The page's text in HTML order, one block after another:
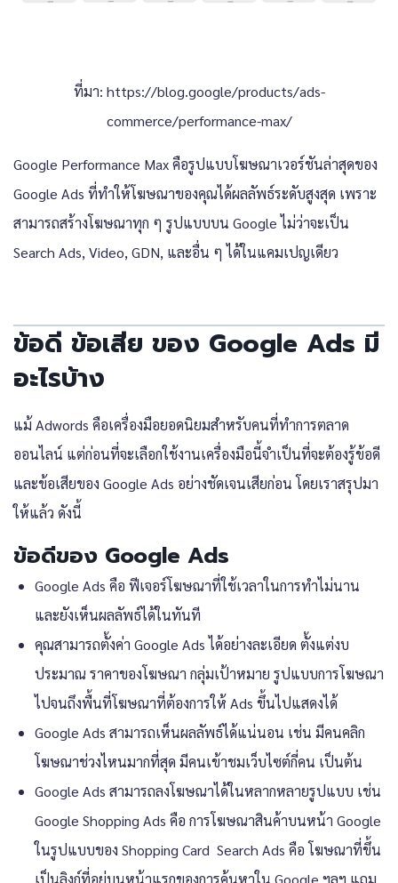
ที่มา: https://blog.google/products/ads-
commerce/performance-max/
Google Performance Max คือรูปแบบโฆษณาเวอร์ชันล่าสุดของ
Google Ads ที่ทำให้โฆษณาของคุณได้ผลลัพธ์ระดับสูงสุด เพราะ
สามารถสร้างโฆษณาทุก ๆ รูปแบบบน Google ไม่ว่าจะเป็น
Search Ads, Video, GDN, และอื่น ๆ ได้ในแคมเปญเดียว
ข้อดี ข้อเสีย ของ Google Ads มี
อะไรบ้าง
แม้ Adwords คือเครื่องมือยอดนิยมสำหรับคนที่ทำการตลาด
ออนไลน์ แต่ก่อนที่จะเลือกใช้งานเครื่องมือนี้จำเป็นที่จะต้องรู้ข้อดี
และข้อเสียของ Google Ads อย่างชัดเจนเสียก่อน โดยเราสรุปมา
ให้แล้ว ดังนี้
ข้อดีของ Google Ads
Google Ads คือ ฟีเจอร์โฆษณาที่ใช้เวลาในการทำไม่นาน
และยังเห็นผลลัพธ์ได้ในทันที
คุณสามารถตั้งค่า Google Ads ได้อย่างละเอียด ตั้งแต่งบ
ประมาณ ราคาของโฆษณา กลุ่มเป้าหมาย รูปแบบการโฆษณา
ไปจนถึงพื้นที่โฆษณาที่ต้องการให้ Ads ขึ้นไปแสดงได้
Google Ads สามารถเห็นผลลัพธ์ได้แน่นอน เช่น มีคนคลิก
โฆษณาช่วงไหนมากที่สุด มีคนเข้าชมเว็บไซต์กี่คน เป็นต้น
Google Ads สามารถลงโฆษณาได้ในหลากหลายรูปแบบ เช่น
Google Shopping Ads คือ การโฆษณาสินค้าบนหน้า Google
ในรูปแบบของ Shopping Card Search Ads คือ โฆษณาที่ขึ้น
เป็นลิงก์ที่อยู่บนหน้าแรกของการค้นหาใน Google ฯลฯ แถม